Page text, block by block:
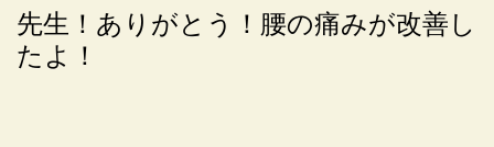
先生！ありがとう！腰の痛みが改善し
たよ！